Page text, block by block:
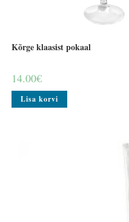
Kõrge klaasist pokaal
14.00€
Lisa korvi